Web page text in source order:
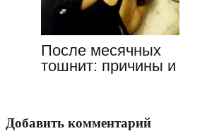
После месячных
тошнит: причины и
Добавить комментарий